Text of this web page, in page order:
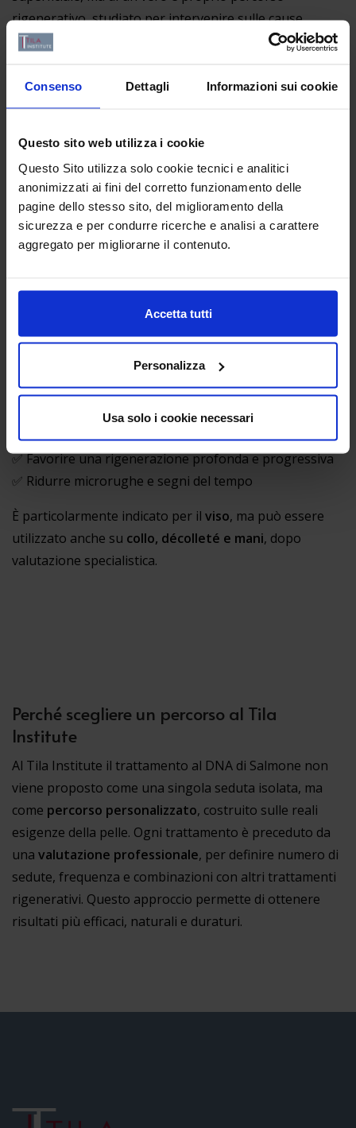
Consenso Dettagli Informazioni sui cookie
Questo sito web utilizza i cookie
Questo Sito utilizza solo cookie tecnici e analitici
anonimizzati ai fini del corretto funzionamento delle
pagine dello stesso sito, del miglioramento della
sicurezza e per condurre ricerche e analisi a carattere
aggregato per migliorarne il contenuto.
Accetta tutti
Personalizza
Usa solo i cookie necessari
rigenerativo, studiato per intervenire sulle cause
dell’invecchiamento cutaneo e dello stress cellulare.
Salmone contribuisce a ricostruire la struttura della
pelle, migliorandone la resistenza, l’idratazione e la
Il percorso al DNA di Salmone è indicato per:
✅ Migliorare la qualità e la texture della pelle
✅ Aumentare elasticità e compattezza
✅ Illuminare una pelle spenta e stressata
✅ Favorire una rigenerazione profonda e progressiva
✅ Ridurre microrughe e segni del tempo
È particolarmente indicato per il viso, ma può essere
utilizzato anche su collo, décolleté e mani, dopo
valutazione specialistica.
Perché scegliere un percorso al Tila
Institute
Al Tila Institute il trattamento al DNA di Salmone non
viene proposto come una singola seduta isolata, ma
come percorso personalizzato, costruito sulle reali
esigenze della pelle. Ogni trattamento è preceduto da
una valutazione professionale, per definire numero di
sedute, frequenza e combinazioni con altri trattamenti
rigenerativi. Questo approccio permette di ottenere
risultati più efficaci, naturali e duraturi.